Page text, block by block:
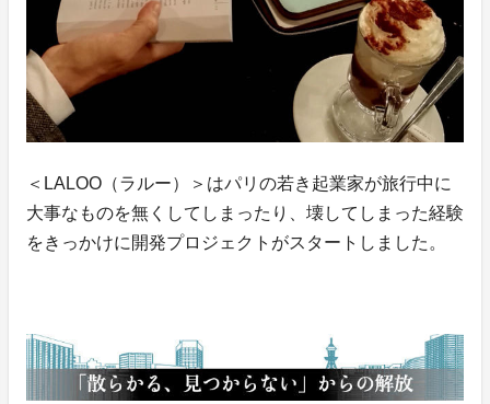
＜LALOO（ラルー）＞はパリの若き起業家が旅行中に
大事なものを無くしてしまったり、壊してしまった経験
をきっかけに開発プロジェクトがスタートしました。